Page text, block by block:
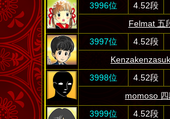
3996位
4.52段
Felmat 五
3997位
4.52段
3998位
4.52段
momoso
3999位
4.52段